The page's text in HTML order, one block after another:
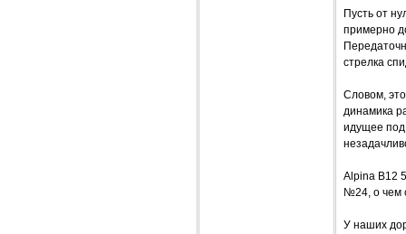
Пусть от
примерно
стрелка
Словом,
динамика
идущее под
Alpina B12
№24, о чем
У наших